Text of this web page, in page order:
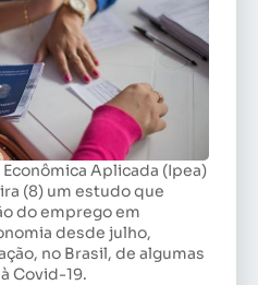
Aplicada (Ipea)
(8) um estudo que
do emprego em
desde julho,
no Brasil, de algumas
Covid-19.